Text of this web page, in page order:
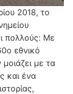
2018, το
πολλούς: Με
εθνικό
με τα
και ένα